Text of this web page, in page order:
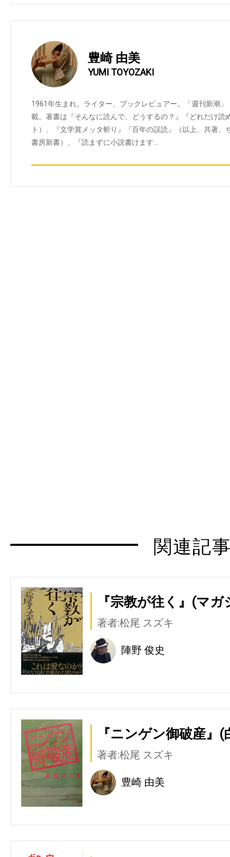
豊崎 由美
YUMI TOYOZAKI
1961年生まれ。ライター、ブックレビュアー。「週刊新潮
載。著書は『そんなに読んで、どうするの？』『どれだけ読
ト）、『文学賞メッタ斬り』『百年の誤読』（以上、共著
書房新書）、『読まずに小説書けます…
関連記
『宗教が往く』(マ
著者:松尾 スズキ
陣野 俊史
『ニンゲン御破産』(
著者:松尾 スズキ
豊崎 由美